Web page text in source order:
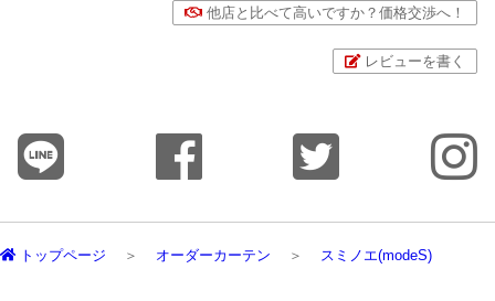
他店と比べて高いですか？価格交渉へ！
レビューを書く
トップページ オーダーカーテン スミノエ(modeS)